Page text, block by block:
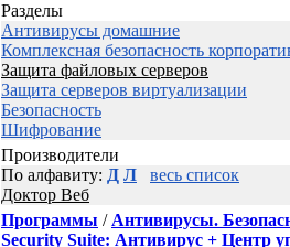
Разделы
Антивирусы домашние
Комплексная безопасность
Защита файловых серверов
Защита серверов виртуализации
Безопасность
Шифрование
Производители
По алфавиту: Д Л
весь список
Доктор Веб
Программы / Антивирусы.
Security Suite: Антивирус + Центр